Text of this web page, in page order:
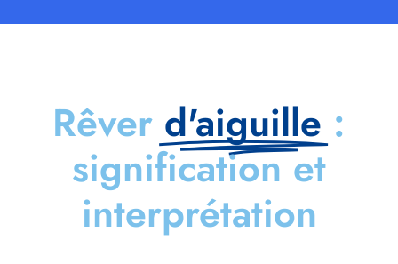
Rêver d'aiguille :
signification et
interprétation